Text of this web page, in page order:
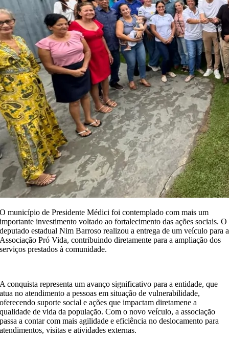
O município de Presidente Médici foi contemplado com mais um
importante investimento voltado ao fortalecimento das ações sociais. O
deputado estadual Nim Barroso realizou a entrega de um veículo para a
Associação Pró Vida, contribuindo diretamente para a ampliação dos
serviços prestados à comunidade.
A conquista representa um avanço significativo para a entidade, que
atua no atendimento a pessoas em situação de vulnerabilidade,
oferecendo suporte social e ações que impactam diretamene a
qualidade de vida da população. Com o novo veículo, a associação
passa a contar com mais agilidade e eficiência no deslocamento para
atendimentos, visitas e atividades externas.